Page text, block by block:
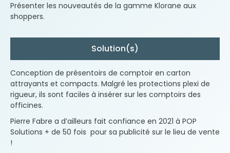
Présenter les nouveautés de la gamme Klorane aux
shoppers.
Solution(s)
Conception de présentoirs de comptoir en carton
attrayants et compacts. Malgré les protections plexi de
rigueur, ils sont faciles à insérer sur les comptoirs des
officines.
Pierre Fabre a d’ailleurs fait confiance en 2021 à POP
Solutions + de 50 fois pour sa publicité sur le lieu de vente
!